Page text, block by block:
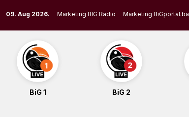
to
content
09. Aug 2026. Marketing BIG Radio Marketing BiGportal.ba
BiG 1 BiG 2